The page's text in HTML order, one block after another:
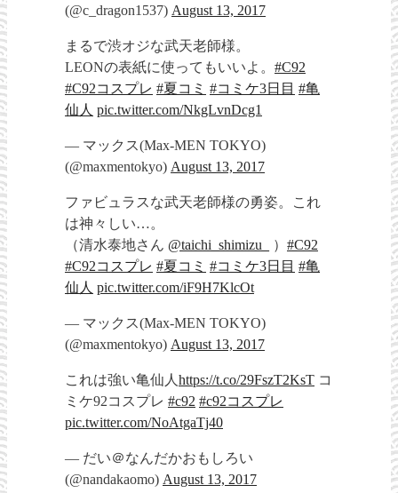
(@c_dragon1537) August 13, 2017
まるで渋オジな武天老師様。
LEONの表紙に使ってもいいよ。 #C92
#C92コスプレ #夏コミ #コミケ3日目 #亀
仙人 pic.twitter.com/NkgLvnDcg1
— マックス(Max-MEN TOKYO)
(@maxmentokyo) August 13, 2017
ファビュラスな武天老師様の勇姿。これ
は神々しい…。
（清水泰地さん @taichi_shimizu_ ） #C92
#C92コスプレ #夏コミ #コミケ3日目 #亀
仙人 pic.twitter.com/iF9H7KlcOt
— マックス(Max-MEN TOKYO)
(@maxmentokyo) August 13, 2017
これは強い亀仙人 https://t.co/29FszT2KsT コ
ミケ92コスプレ #c92 #c92コスプレ
pic.twitter.com/NoAtgaTj40
— だい＠なんだかおもしろい
(@nandakaomo) August 13, 2017